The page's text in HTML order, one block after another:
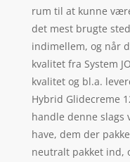
rum til at kunne
det mest brugte
indimellem, og når
kvalitet fra System
kvalitet og bl.a.
Hybrid Glidecreme
handle denne slags
have, dem der
neutralt pakket ind,